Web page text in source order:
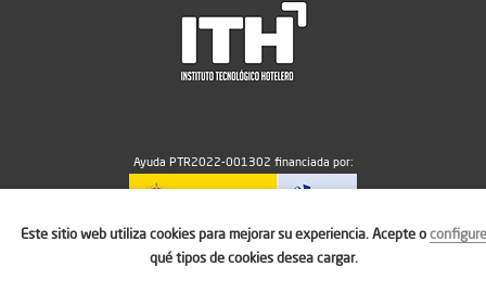
Ayuda PTR2022-001302 financiada por:
MICIU/AEI/10.13039/501100011033
Este sitio web utiliza cookies para mejorar su experiencia. Acepte oconfigure
qué tipos de cookies desea cargar.